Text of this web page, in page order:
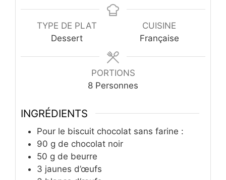
TYPE DE PLAT
Dessert
CUISINE
Française
PORTIONS
8 Personnes
INGRÉDIENTS
Pour le biscuit chocolat sans farine :
90 g de chocolat noir
50 g de beurre
3 jaunes d’œufs